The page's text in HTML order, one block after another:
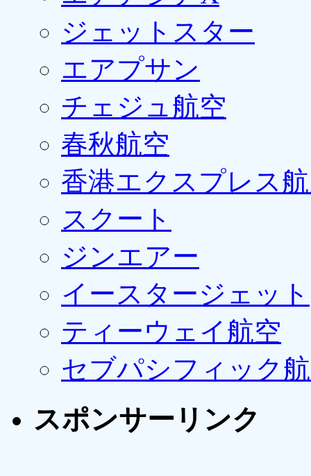
ジェットスター
エアプサン
チェジュ航空
春秋航空
香港エクスプレス
スクート
ジンエアー
イースタージェット
ティーウェイ航空
セブパシフィック
スポンサーリンク